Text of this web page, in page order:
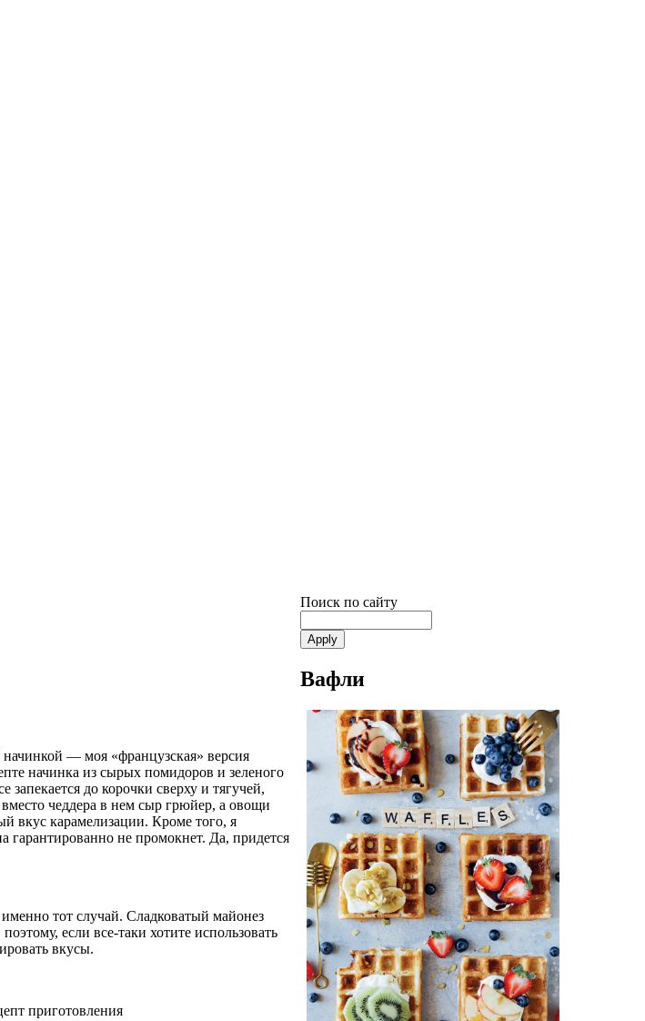
— моя «французская» версия
начинка из сырых помидоров и зеленого
до корочки сверху и тягучей,
чеддера в нем сыр грюйер, а овощи
вкус карамелизации. Кроме того, я
гарантированно не промокнет. Да, придется
тот случай. Сладковатый майонез
если все-таки хотите использовать
вкусы.
Поиск по сайту
Вафли